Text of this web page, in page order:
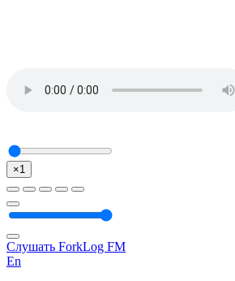
×1
Слушать ForkLog FM
En